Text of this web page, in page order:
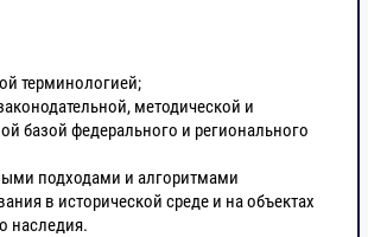
терминологией;
методической и
базой федерального и регионального
подходами и алгоритмами
в исторической среде и на объектах
наследия.